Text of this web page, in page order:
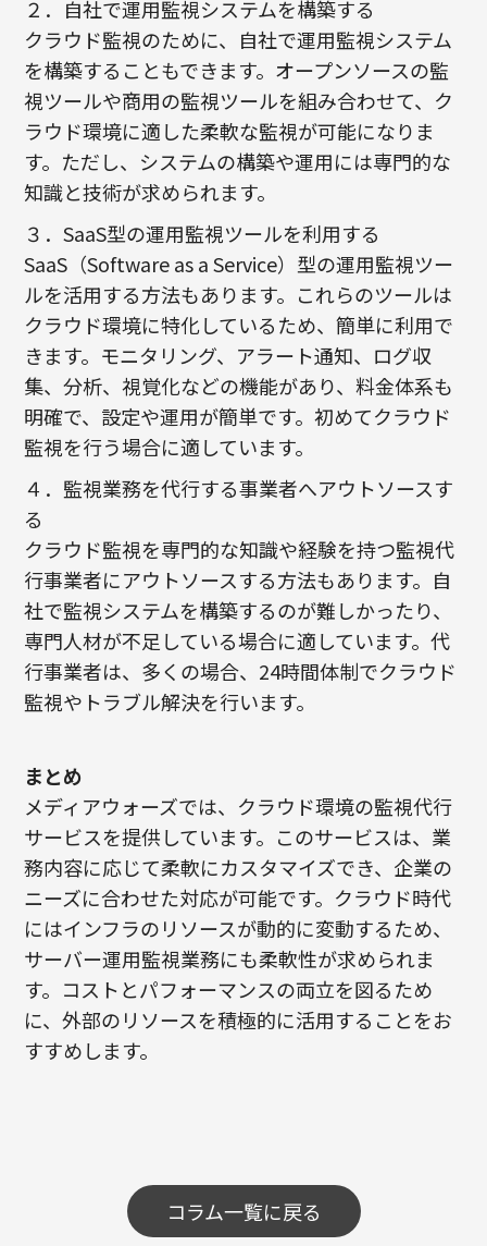
２．自社で運用監視システムを構築する
クラウド監視のために、自社で運用監視システム
を構築することもできます。オープンソースの監
視ツールや商用の監視ツールを組み合わせて、ク
ラウド環境に適した柔軟な監視が可能になりま
す。ただし、システムの構築や運用には専門的な
知識と技術が求められます。
３．SaaS型の運用監視ツールを利用する
SaaS（Software as a Service）型の運用監視ツー
ルを活用する方法もあります。これらのツールは
クラウド環境に特化しているため、簡単に利用で
きます。モニタリング、アラート通知、ログ収
集、分析、視覚化などの機能があり、料金体系も
明確で、設定や運用が簡単です。初めてクラウド
監視を行う場合に適しています。
４．監視業務を代行する事業者へアウトソースす
る
クラウド監視を専門的な知識や経験を持つ監視代
行事業者にアウトソースする方法もあります。自
社で監視システムを構築するのが難しかったり、
専門人材が不足している場合に適しています。代
行事業者は、多くの場合、24時間体制でクラウド
監視やトラブル解決を行います。
まとめ
メディアウォーズでは、クラウド環境の監視代行
サービスを提供しています。このサービスは、業
務内容に応じて柔軟にカスタマイズでき、企業の
ニーズに合わせた対応が可能です。クラウド時代
にはインフラのリソースが動的に変動するため、
サーバー運用監視業務にも柔軟性が求められま
す。コストとパフォーマンスの両立を図るため
に、外部のリソースを積極的に活用することをお
すすめします。
コラム一覧に戻る